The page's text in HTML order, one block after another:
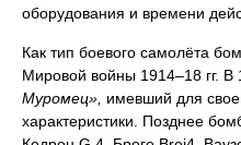
оборудования и времени
Как тип боевого самолёта
Мировой войны 1914–18 гг.
Муромец», имевший для
характеристики. Позднее